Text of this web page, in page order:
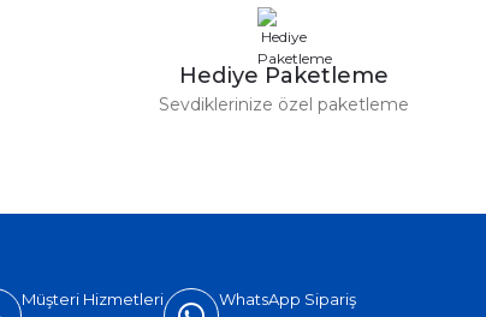
Hediye Paketleme
Sevdiklerinize özel paketleme
Müşteri Hizmetleri WhatsApp Sipariş